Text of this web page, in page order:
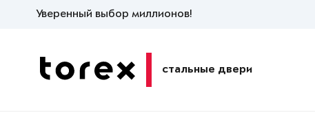
Уверенный выбор миллионов!
стальные двери